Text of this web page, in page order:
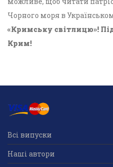
Чорного моря в
«Кримську світлицю»!
Крим!
Всі випуски
Наші автори